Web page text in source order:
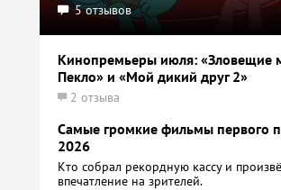
5 отзывов
Кинопремьеры июля: «Зловещие
Пекло» и «Мой дикий друг 2»
2 отзыва
Самые громкие фильмы первого
2026
Кто собрал рекордную кассу и
впечатление на зрителей.